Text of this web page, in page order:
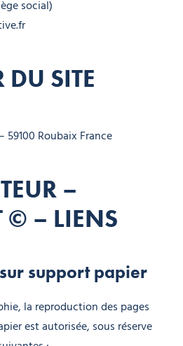
social)
DU SITE
59100 Roubaix France
–
© – LIENS
support papier
la reproduction des pages
est autorisée, sous réserve